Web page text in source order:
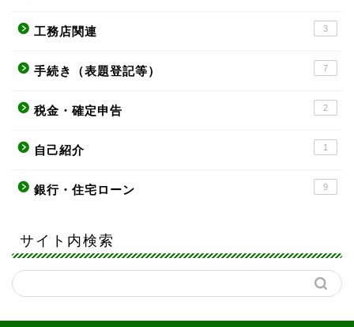
工務店関連 3
手続き（表題登記等） 7
税金・確定申告 2
自己紹介 1
銀行・住宅ローン 9
サイト内検索